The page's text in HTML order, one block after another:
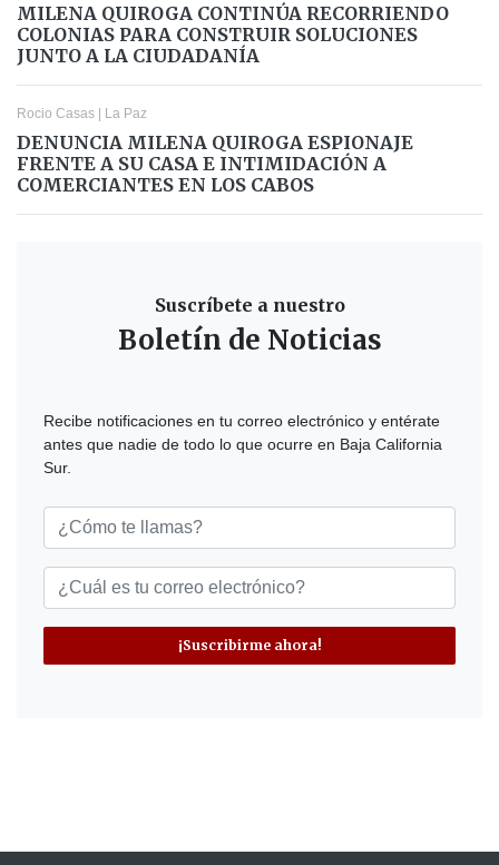
MILENA QUIROGA CONTINÚA RECORRIENDO
COLONIAS PARA CONSTRUIR SOLUCIONES
JUNTO A LA CIUDADANÍA
Rocio Casas | La Paz
DENUNCIA MILENA QUIROGA ESPIONAJE
FRENTE A SU CASA E INTIMIDACIÓN A
COMERCIANTES EN LOS CABOS
Suscríbete a nuestro
Boletín de Noticias
Recibe notificaciones en tu correo electrónico y entérate
antes que nadie de todo lo que ocurre en Baja California
Sur.
¡Suscribirme ahora!